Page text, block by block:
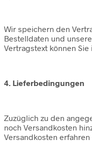
Wir speichern den
Bestelldaten und
Vertragstext können
4. Lieferbedingungen
Zuzüglich zu den
noch Versandkosten
Versandkosten